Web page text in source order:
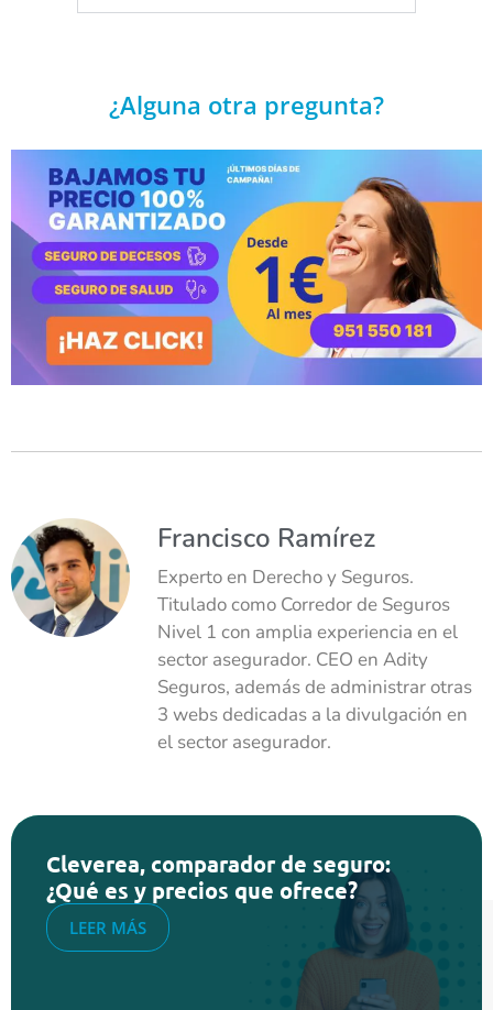
¿Alguna otra pregunta?
Francisco Ramírez
Experto en Derecho y Seguros.
Titulado como Corredor de Seguros
Nivel 1 con amplia experiencia en el
sector asegurador. CEO en Adity
Seguros, además de administrar otras
3 webs dedicadas a la divulgación en
el sector asegurador.
Cleverea, comparador de seguro:
¿Qué es y precios que ofrece?
LEER MÁS